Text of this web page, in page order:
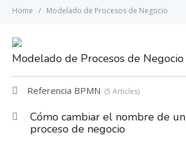
Home Modelado de Procesos de Negocio
Modelado de Procesos de Negocio
Referencia BPMN 5 Articles
Cómo cambiar el nombre de un
proceso de negocio